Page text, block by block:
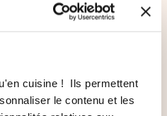
cuisine ! Ils permettent
le contenu et les
vous acceptez de recevoir des e-
et nos offres en cours.
à des tiers. Vous pouvez à
la partie basse des
votre espace client si vous en